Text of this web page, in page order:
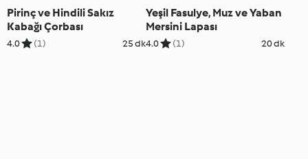
Pirinç ve Hindili Sakız
Kabağı Çorbası
4.0 (1) 25 dk
Yeşil Fasulye, Muz ve Yaban
Mersini Lapası
4.0 (1) 20 dk